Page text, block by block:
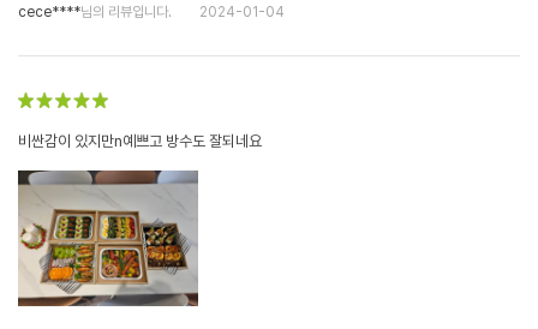
cece****님의 리뷰입니다. 2024-01-04
비싼감이 있지만n예쁘고 방수도 잘되네요